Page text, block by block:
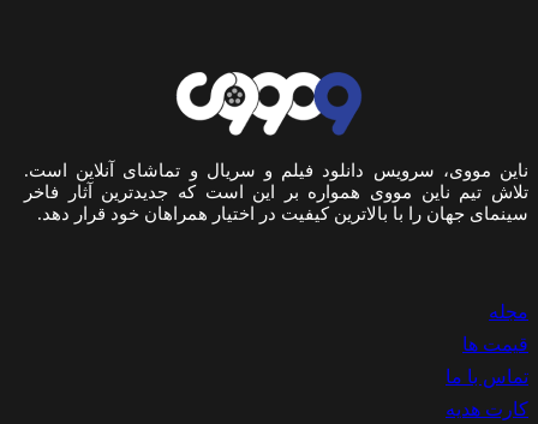
ناین مووی، سرویس دانلود فیلم و سریال و تماشای آنلاین است.
تلاش تیم ناین مووی همواره بر این است که جدیدترین آثار فاخر
سینمای جهان را با بالاترین کیفیت در اختیار همراهان خود قرار دهد.
مجله
قیمت ها
تماس با ما
کارت هدیه